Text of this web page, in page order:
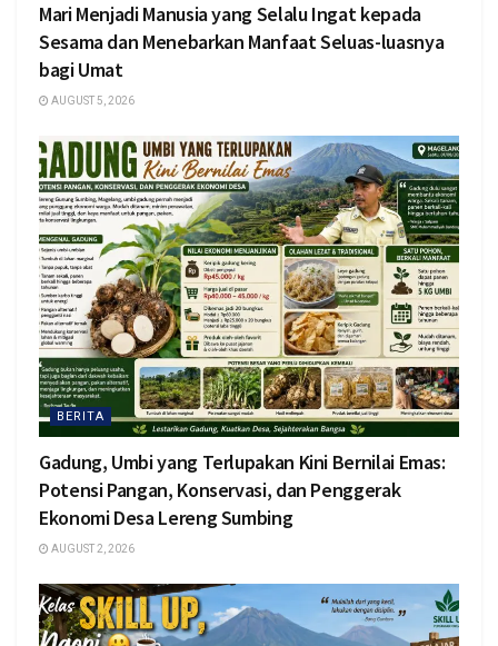
Mari Menjadi Manusia yang Selalu Ingat kepada
Sesama dan Menebarkan Manfaat Seluas-luasnya
bagi Umat
AUGUST 5, 2026
BERITA
Gadung, Umbi yang Terlupakan Kini Bernilai Emas:
Potensi Pangan, Konservasi, dan Penggerak
Ekonomi Desa Lereng Sumbing
AUGUST 2, 2026